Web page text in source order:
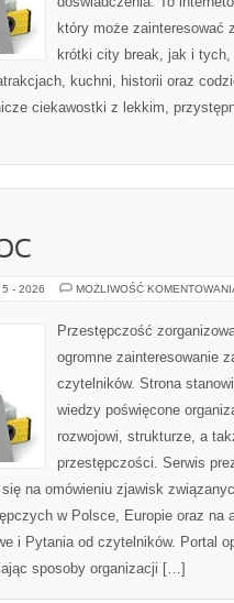
który może zainteresować
krótki city break, jak i
kuchni, historii oraz
ciekawostki z lekkim,
5 - 2026 MOŻLIWOŚĆ
Przestępczość
ogromne zainteresowanie
czytelników. Strona
wiedzy poświęcone
rozwojowi, strukturze, a
przestępczości. Serwis
na omówieniu zjawisk
w Polsce, Europie oraz na
i Pytania od czytelników. Portal
sposoby organizacji […]